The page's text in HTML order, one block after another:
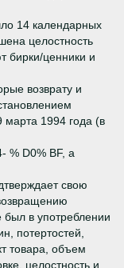
14 календарных
целостность
бирки/ценники и
возврату и
1994 года (в
% D0% BF, а
свою
был в употреблении
потертостей,
товара, объем
целостность и